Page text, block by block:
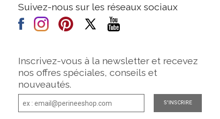
Suivez-nous sur les réseaux sociaux
Inscrivez-vous à la newsletter et recevez
nos offres spéciales, conseils et
nouveautés.
S'INSCRIRE